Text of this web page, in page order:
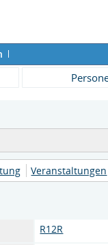
Veranstaltungen
R12R